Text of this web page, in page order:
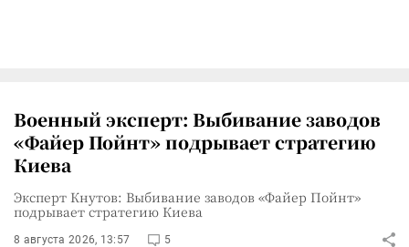
Военный эксперт: Выбивание заводов
«Файер Пойнт» подрывает стратегию
Киева
Эксперт Кнутов: Выбивание заводов «Файер Пойнт»
подрывает стратегию Киева
8 августа 2026, 13:57 5